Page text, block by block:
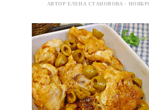
АВТОР ЕЛЕНА СТАНОВОВА -